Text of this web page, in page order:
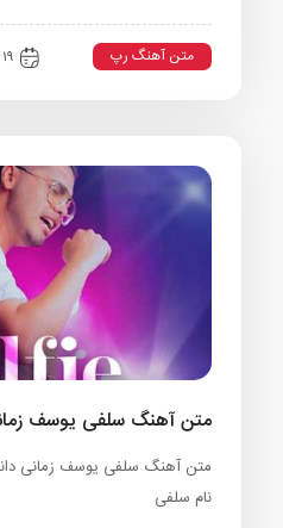
متن آهنگ رپ ۱۹ فروردین ۱۴۰۳
متن آهنگ سلفی یوسف
متن آهنگ سلفی یوسف زمانی
نام سلفی